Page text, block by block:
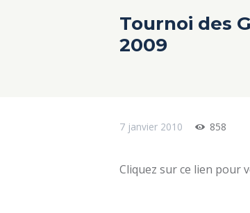
Tournoi des
2009
7 janvier 2010 858
Cliquez sur ce lien pour